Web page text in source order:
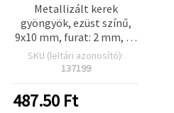
Metallizált kerek
gyöngyök, ezüst színű,
9x10 mm, furat: 2 mm, 50
g (kb. 100 db)
SKU (leltári azonosító):
137199
487.50 Ft